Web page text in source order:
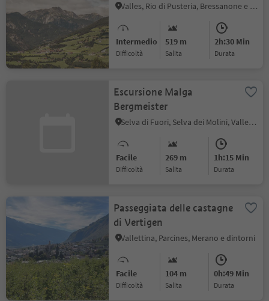
Valles, Rio di Pusteria, Bressanone e dintorni
Intermedio
Difficoltà
519 m
Salita
2h:30 Min
durata
Escursione Malga
Bergmeister
Selva di Fuori, Selva dei Molini, Valle Aurina
Facile
Difficoltà
269 m
Salita
1h:15 Min
durata
Passeggiata delle castagne
di Vertigen
Vallettina, Parcines, Merano e dintorni
Facile
Difficoltà
104 m
Salita
0h:49 Min
durata